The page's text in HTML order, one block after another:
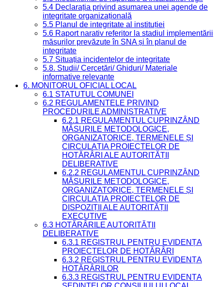
5.4 Declarația privind asumarea unei agende de
integritate organizațională
5.5 Planul de integritate al instituției
5.6 Raport narativ referitor la stadiul implementării
măsurilor prevăzute în SNA și în planul de
integritate
5.7 Situația incidentelor de integritate
5.8. Studii/ Cercetări/ Ghiduri/ Materiale
informative relevante
6. MONITORUL OFICIAL LOCAL
6.1 STATUTUL COMUNEI
6.2 REGULAMENTELE PRIVIND
PROCEDURILE ADMINISTRATIVE
6.2.1 REGULAMENTUL CUPRINZÂND
MĂSURILE METODOLOGICE,
ORGANIZATORICE, TERMENELE ȘI
CIRCULAȚIA PROIECTELOR DE
HOTĂRÂRI ALE AUTORITĂȚII
DELIBERATIVE
6.2.2 REGULAMENTUL CUPRINZÂND
MĂSURILE METODOLOGICE,
ORGANIZATORICE, TERMENELE ȘI
CIRCULAȚIA PROIECTELOR DE
DISPOZIȚII ALE AUTORITĂȚII
EXECUTIVE
6.3 HOTĂRÂRILE AUTORITĂȚII
DELIBERATIVE
6.3.1 REGISTRUL PENTRU EVIDENȚA
PROIECTELOR DE HOTĂRÂRI
6.3.2 REGISTRUL PENTRU EVIDENȚA
HOTĂRÂRILOR
6.3.3 REGISTRUL PENTRU EVIDENȚA